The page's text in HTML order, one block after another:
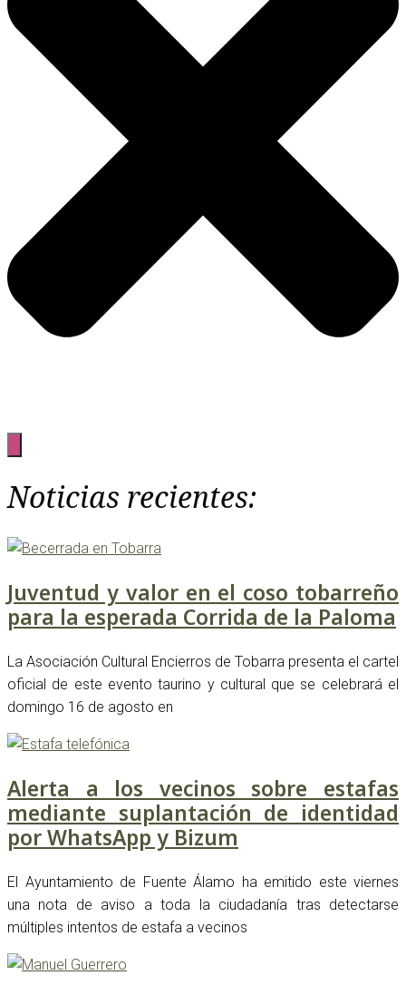
Noticias recientes:
Juventud y valor en el coso tobarreño
para la esperada Corrida de la Paloma
La Asociación Cultural Encierros de Tobarra presenta el cartel
oficial de este evento taurino y cultural que se celebrará el
domingo 16 de agosto en
Alerta a los vecinos sobre estafas
mediante suplantación de identidad
por WhatsApp y Bizum
El Ayuntamiento de Fuente Álamo ha emitido este viernes
una nota de aviso a toda la ciudadanía tras detectarse
múltiples intentos de estafa a vecinos